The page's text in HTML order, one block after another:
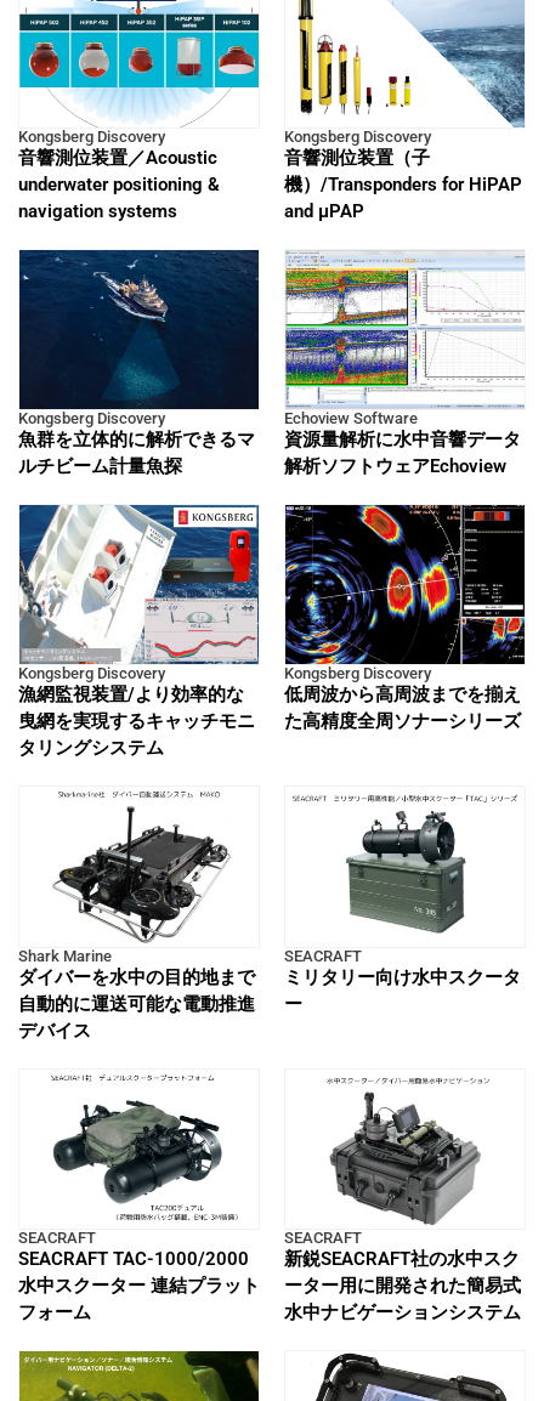
Kongsberg Discovery
音響測位装置／Acoustic
underwater positioning &
navigation systems
Kongsberg Discovery
音響測位装置（子
機）/Transponders for HiPAP
and μPAP
Kongsberg Discovery
魚群を立体的に解析できるマ
ルチビーム計量魚探
Echoview Software
資源量解析に水中音響データ
解析ソフトウェアEchoview
Kongsberg Discovery
漁網監視装置/より効率的な
曳網を実現するキャッチモニ
タリングシステム
Kongsberg Discovery
低周波から高周波までを揃え
た高精度全周ソナーシリーズ
Shark Marine
ダイバーを水中の目的地まで
自動的に運送可能な電動推進
デバイス
SEACRAFT
ミリタリー向け水中スクータ
ー
SEACRAFT
SEACRAFT TAC-1000/2000
水中スクーター 連結プラット
フォーム
SEACRAFT
新鋭SEACRAFT社の水中スク
ーター用に開発された簡易式
水中ナビゲーションシステム